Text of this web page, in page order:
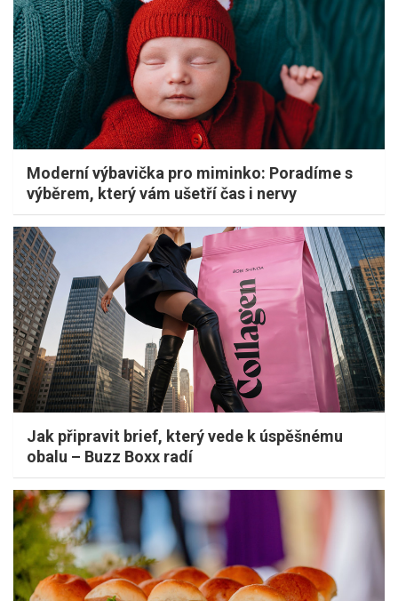
Moderní výbavička pro miminko: Poradíme s
výběrem, který vám ušetří čas i nervy
Jak připravit brief, který vede k úspěšnému
obalu – Buzz Boxx radí